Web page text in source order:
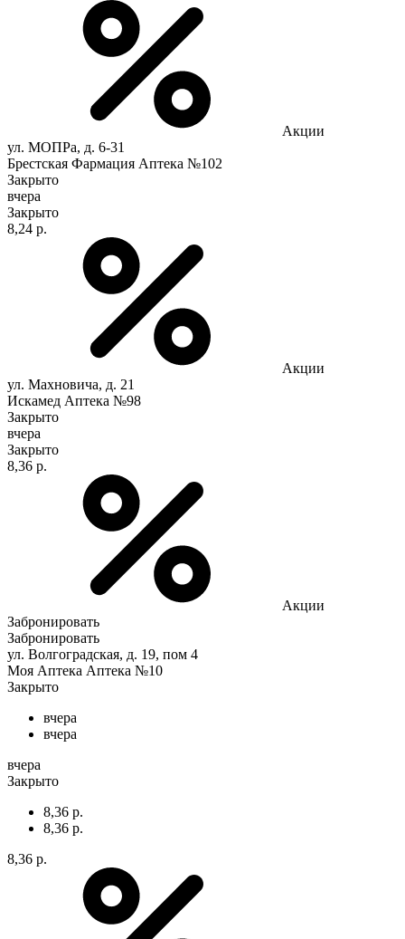
Акции
ул. МОПРа, д. 6-31
Брестская Фармация Аптека №102
Закрыто
вчера
Закрыто
8,24 р.
Акции
ул. Махновича, д. 21
Искамед Аптека №98
Закрыто
вчера
Закрыто
8,36 р.
Акции
Забронировать
Забронировать
ул. Волгоградская, д. 19, пом 4
Моя Аптека Аптека №10
Закрыто
вчера
вчера
вчера
Закрыто
8,36 р.
8,36 р.
8,36 р.